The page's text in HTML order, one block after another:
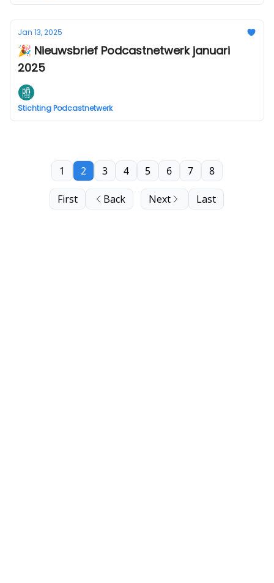
Jan 13, 2025
🎉 Nieuwsbrief Podcastnetwerk januari
2025
Stichting Podcastnetwerk
First Back
1 2 3 4 5 6 7 8
Next Last